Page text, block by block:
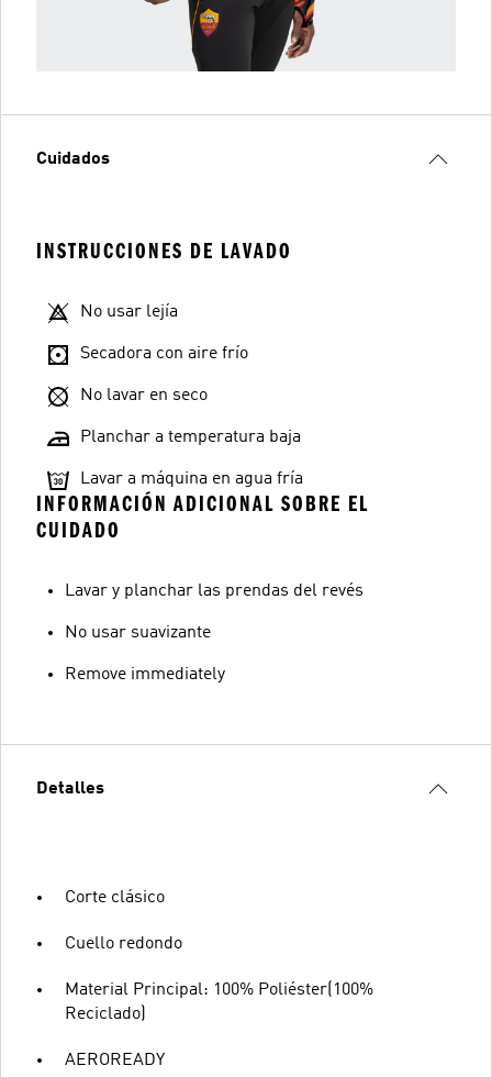
Cuidados
INSTRUCCIONES DE LAVADO
No usar lejía
Secadora con aire frío
No lavar en seco
Planchar a temperatura baja
Lavar a máquina en agua fría
INFORMACIÓN ADICIONAL SOBRE EL
CUIDADO
Lavar y planchar las prendas del revés
No usar suavizante
Remove immediately
Detalles
Corte clásico
Cuello redondo
Material Principal: 100% Poliéster(100%
Reciclado)
AEROREADY